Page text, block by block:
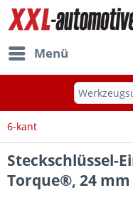
Menü
6-kant
Steckschlüssel-
Torque®, 24 mm